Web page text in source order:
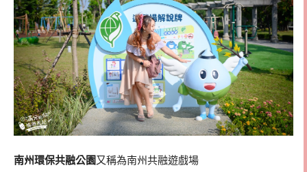
南州環保共融公園 又稱為南州共融遊戲場